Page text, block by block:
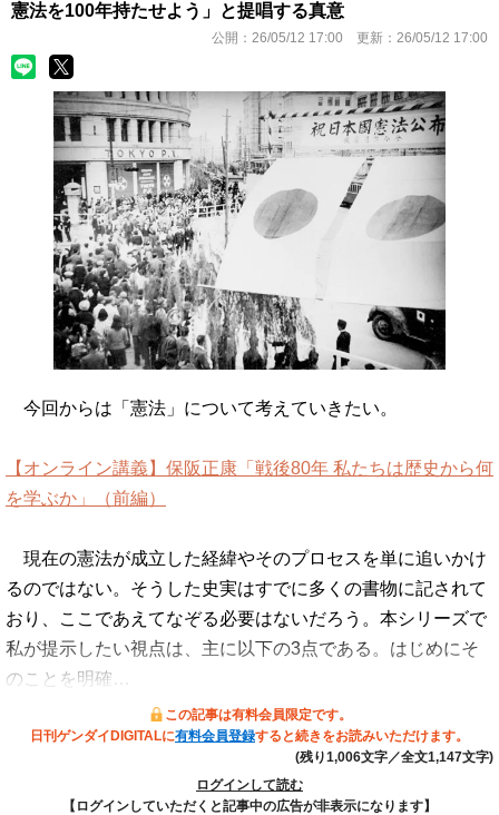
憲法を100年持たせよう」と提唱する真意
公開： 26/05/12 17:00 更新： 26/05/12 17:00
今回からは「憲法」について考えていきたい。
【オンライン講義】保阪正康「戦後80年 私たちは歴史から何
を学ぶか」（前編）
現在の憲法が成立した経緯やそのプロセスを単に追いかけ
るのではない。そうした史実はすでに多くの書物に記されて
おり、ここであえてなぞる必要はないだろう。本シリーズで
私が提示したい視点は、主に以下の3点である。はじめにそ
のことを明確…
この記事は有料会員限定です。
日刊ゲンダイDIGITALに有料会員登録すると続きをお読みいただけます。
(残り1,006文字／全文1,147文字)
ログインして読む
【ログインしていただくと記事中の広告が非表示になります】